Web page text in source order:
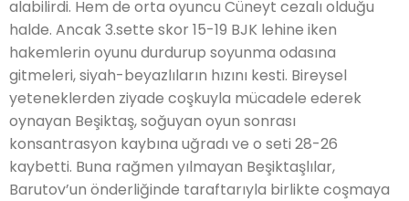
alabilirdi. Hem de orta oyuncu Cüneyt cezalı olduğu
halde. Ancak 3.sette skor 15-19 BJK lehine iken
hakemlerin oyunu durdurup soyunma odasına
gitmeleri, siyah-beyazlıların hızını kesti. Bireysel
yeteneklerden ziyade coşkuyla mücadele ederek
oynayan Beşiktaş, soğuyan oyun sonrası
konsantrasyon kaybına uğradı ve o seti 28-26
kaybetti. Buna rağmen yılmayan Beşiktaşlılar,
Barutov’un önderliğinde taraftarıyla birlikte coşmaya